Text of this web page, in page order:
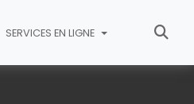
SERVICES EN LIGNE